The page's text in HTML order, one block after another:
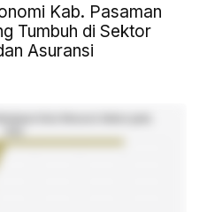
Kab. Pasaman
Tumbuh di Sektor
Asuransi